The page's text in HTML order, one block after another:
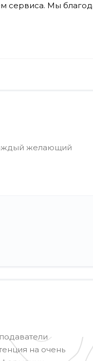
сервиса. Мы
желающий
на очень